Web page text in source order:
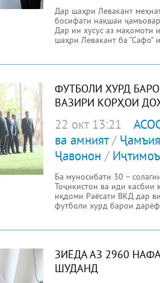
Дар шаҳри Левакант
босифати нақшаи
Дар ин хусус аз мақомоти
шаҳри Левакант ба “Сафо”
ФУТБОЛИ ХУРД
ВАЗИРИ КОРҲОИ
22 окт 13:21
ва амният/
Ҷавонон / Иҷтимоъ
Ба муносибати 30 –
Тоҷикистон ва иди
иқдоми Раёсати ВКД дар
футболи хурд барои
ЗИЁДА АЗ 2960
ШУДАНД